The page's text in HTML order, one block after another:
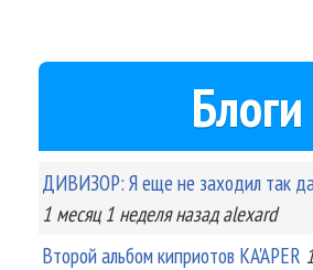
Блоги
ДИВИЗОР: Я еще не заходил так
1 месяц 1 неделяназад alexard
Второй альбом киприотов KA'APER